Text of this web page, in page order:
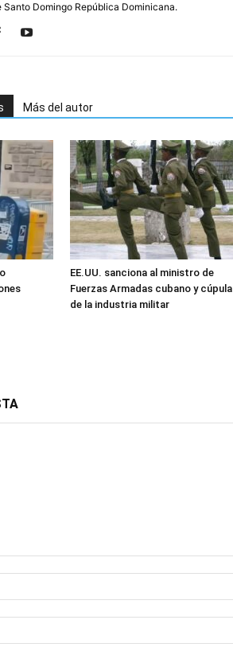
Santo Domingo República Dominicana.
Más del autor
EE.UU. sanciona al ministro de
Fuerzas Armadas cubano y cúpula
de la industria militar